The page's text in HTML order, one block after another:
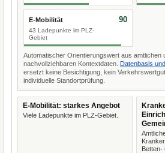
E-Mobilität
43 Ladepunkte im PLZ-
Gebiet
90
Automatischer Orientierungswert aus amtlichen
nachvollziehbaren Kontextdaten. Datenbasis
ersetzt keine Besichtigung, kein
individuelle Standortprüfung.
E-Mobilität: starkes Angebot
Viele Ladepunkte im PLZ-Gebiet.
Betten-